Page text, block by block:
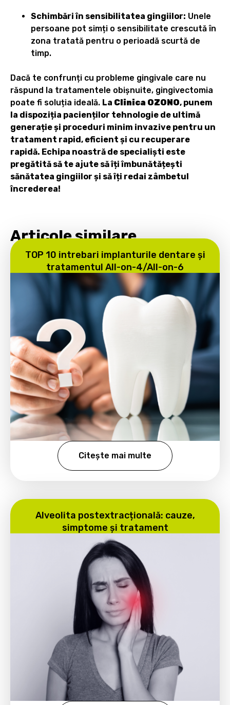
Schimbări în sensibilitatea gingiilor: Unele
persoane pot simți o sensibilitate crescută în
zona tratată pentru o perioadă scurtă de
timp.
Dacă te confrunți cu probleme gingivale care nu
răspund la tratamentele obișnuite, gingivectomia
poate fi soluția ideală. La Clinica OZONO, punem
la dispoziția pacienților tehnologie de ultimă
generație și proceduri minim invazive pentru un
tratament rapid, eficient și cu recuperare
rapidă. Echipa noastră de specialiști este
pregătită să te ajute să îți îmbunătățești
sănătatea gingiilor și să îți redai zâmbetul
încrederea!
Articole similare
TOP 10 intrebari implanturile dentare și
tratamentul All-on-4/All-on-6
Citește mai multe
Alveolita postextracțională: cauze,
simptome și tratament